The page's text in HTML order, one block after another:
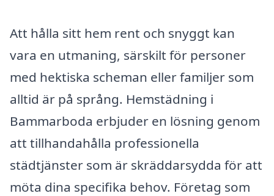
Att hålla sitt hem rent och snyggt kan
vara en utmaning, särskilt för personer
med hektiska scheman eller familjer som
alltid är på språng. Hemstädning i
Bammarboda erbjuder en lösning genom
att tillhandahålla professionella
städtjänster som är skräddarsydda för att
möta dina specifika behov. Företag som